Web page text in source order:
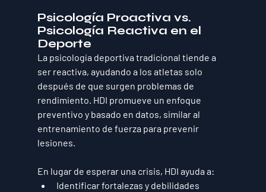
Psicología Proactiva vs.
Psicología Reactiva en el
Deporte
La psicología deportiva tradicional tiende a
ser reactiva, ayudando a los atletas solo
después de que surgen problemas de
rendimiento. HDI promueve un enfoque
preventivo y basado en datos, similar al
entrenamiento de fuerza para prevenir
lesiones.
En lugar de esperar una crisis, HDI ayuda a:
Identificar fortalezas y debilidades